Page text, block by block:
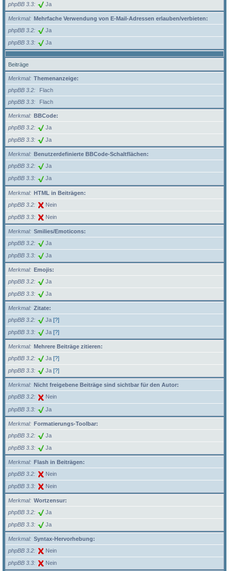
phpBB 3.3 Ja
Merkmal
Mehrfache Verwendung von E-Mail-Adressen erlauben/verbieten:
phpBB 3.2
Ja
phpBB 3.3 Ja
Beiträge
Merkmal
Themenanzeige:
phpBB 3.2
Flach
phpBB 3.3
Flach
Merkmal
BBCode:
phpBB 3.2
Ja
phpBB 3.3 Ja
Merkmal
Benutzerdefinierte BBCode-Schaltflächen:
phpBB 3.2
Ja
phpBB 3.3 Ja
Merkmal
HTML in Beiträgen:
phpBB 3.2
Nein
phpBB 3.3 Nein
Merkmal
Smilies/Emoticons:
phpBB 3.2
Ja
phpBB 3.3 Ja
Merkmal
Emojis:
phpBB 3.2
Ja
phpBB 3.3 Ja
Merkmal
Zitate:
phpBB 3.2
Ja [?]
phpBB 3.3 Ja [?]
Merkmal
Mehrere Beiträge zitieren:
phpBB 3.2
Ja [?]
phpBB 3.3 Ja [?]
Merkmal
Nicht freigebene Beiträge sind sichtbar für den Autor:
phpBB 3.2
Nein
phpBB 3.3 Ja
Merkmal
Formatierungs-Toolbar:
phpBB 3.2
Ja
phpBB 3.3 Ja
Merkmal
Flash in Beiträgen:
phpBB 3.2
Nein
phpBB 3.3 Nein
Merkmal
Wortzensur:
phpBB 3.2
Ja
phpBB 3.3 Ja
Merkmal
Syntax-Hervorhebung:
phpBB 3.2
Nein
phpBB 3.3 Nein